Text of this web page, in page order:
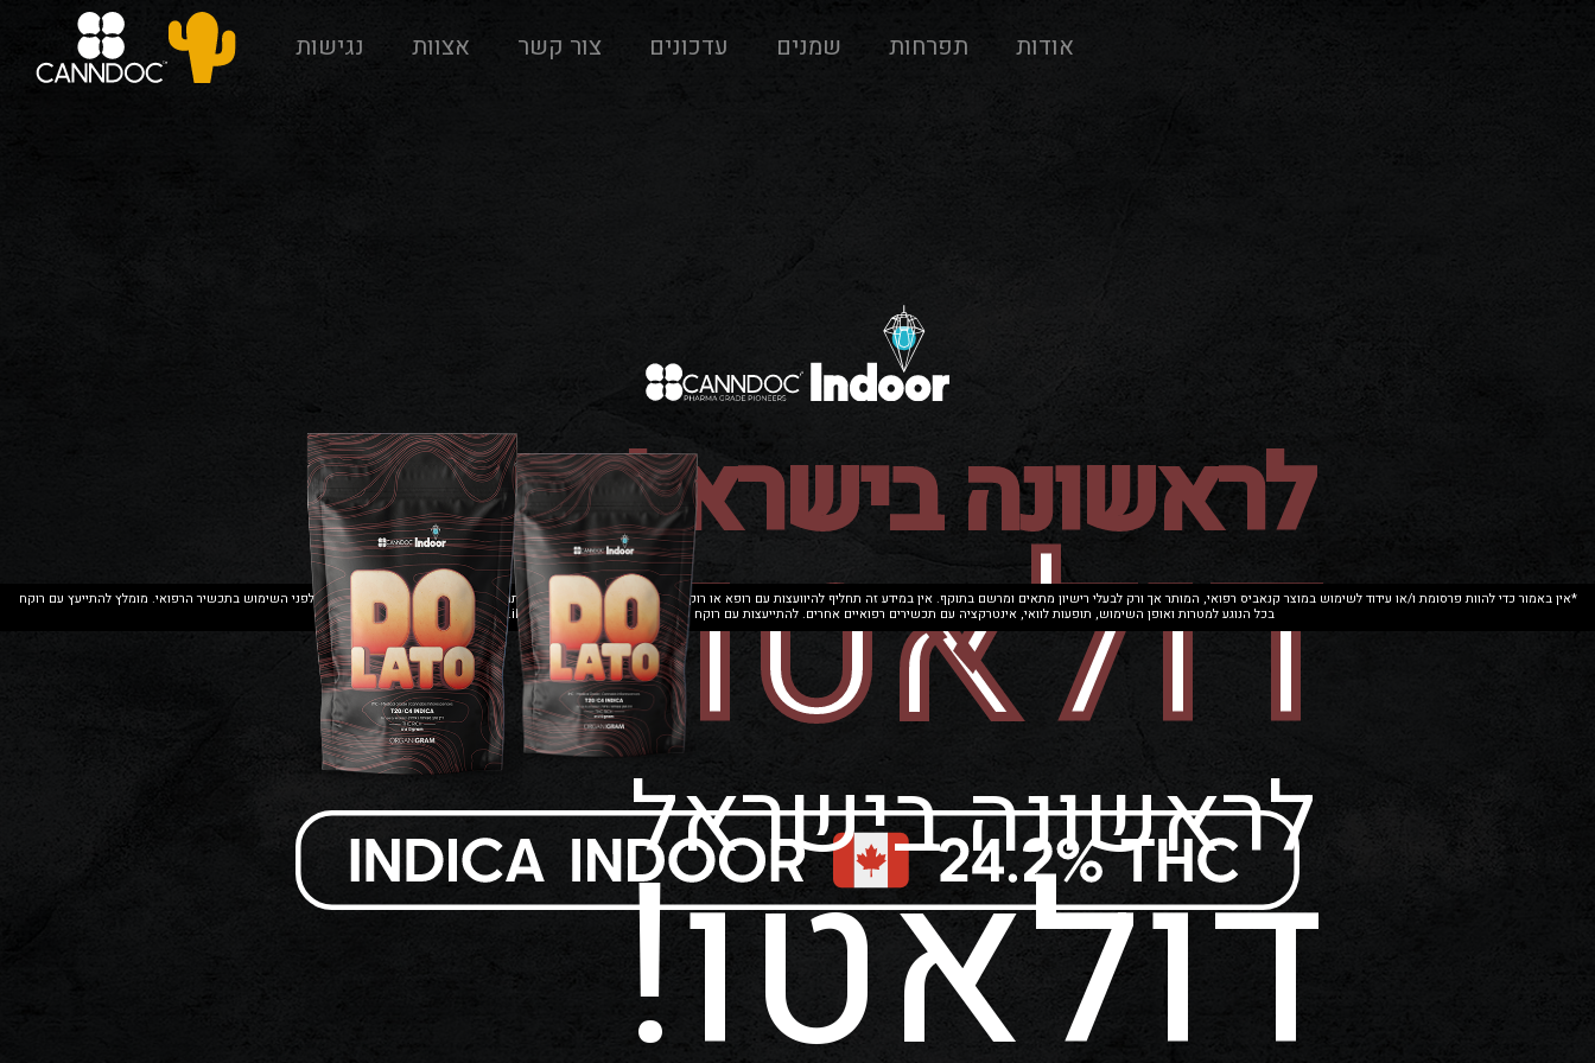
אודות תפרחות שמנים עדכונים צור קשר אצוות נגישות
לראשונה בישראל
דולאטו!
לראשונה בישראל
דולאטו!
*אין באמור כדי להוות פרסומת ו/או עידוד לשימוש במוצר קנאביס רפואי, המותר אך ורק לבעלי רישיון מתאים ומרשם בתוקף. אין במידע זה תחליף להיוועצות עם רופא או רוקח בטרם רכישת תכשיר רפואי והתחלת הטיפול בו. יש לעיין בעלון הצרכן לפני השימוש בתכשיר הרפואי. מומלץ להתייעץ עם רוקח
בכל הנוגע למטרות ואופן השימוש, תופעות לוואי, אינטרקציה עם תכשירים רפואיים אחרים. להתייעצות עם רוקח פנו לטל׳ 03-7482000 או בדוא״ל office@givol-pharmacy.co.il ט.ל.ח.